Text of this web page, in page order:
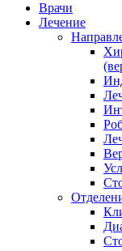
Врачи
Лечение